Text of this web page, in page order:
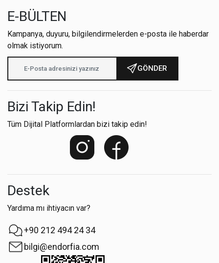
E-BÜLTEN
Kampanya, duyuru, bilgilendirmelerden e-posta ile haberdar
olmak istiyorum.
GÖNDER
Bizi Takip Edin!
Tüm Dijital Platformlardan bizi takip edin!
Destek
Yardıma mı ihtiyacın var?
+90 212 494 24 34
bilgi@endorfia.com